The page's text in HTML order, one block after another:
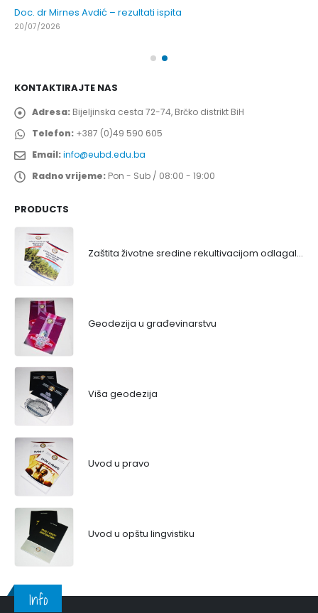
Doc. dr Mirnes Avdić – rezultati ispita
20/07/2026
KONTAKTIRAJTE NAS
Adresa: Bijeljinska cesta 72-74, Brčko distrikt BiH
Telefon: +387 (0)49 590 605
Email:info@eubd.edu.ba
Radno vrijeme: Pon - Sub / 08:00 - 19:00
PRODUCTS
Zaštita životne sredine rekultivacijom odlagališta
Geodezija u građevinarstvu
Viša geodezija
Uvod u pravo
Uvod u opštu lingvistiku
Info